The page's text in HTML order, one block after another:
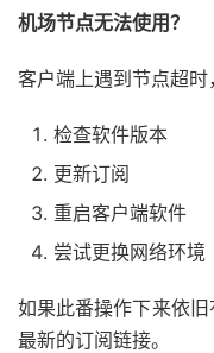
机场节点无法使用？
客户端上遇到节点超时
检查软件版本
更新订阅
重启客户端软件
尝试更换网络环境
如果此番操作下来依
最新的订阅链接。